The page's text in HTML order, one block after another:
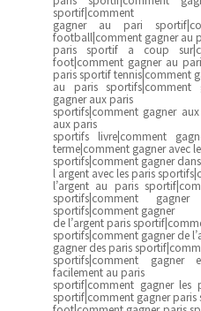
sportif|comment
gagner au pari
football|comment gagner au
paris sportif a coup
foot|comment gagner au
paris sportif tennis|comment
au paris sportifs|comment
gagner aux paris
sportifs|comment gagner
aux paris
sportifs livre|comment
terme|comment gagner avec
sportifs|comment gagner
l argent avec les paris
l’argent au paris
sportifs|comment
sportifs|comment gagner
de l’argent paris
sportifs|comment gagner de
gagner des paris
sportifs|comment gagner
facilement au paris
sportif|comment gagner les
sportif|comment gagner paris